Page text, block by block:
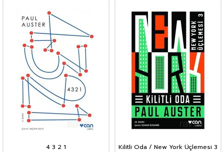
4 3 2 1 Kilitli Oda / New York Üçlemesi 3